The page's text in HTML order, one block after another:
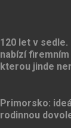
120 let v sedle.
nabízí
kterou jinde
Primorsko:
rodinnou